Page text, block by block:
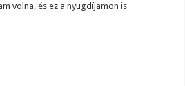
volna, és ez a nyugdíjamon is